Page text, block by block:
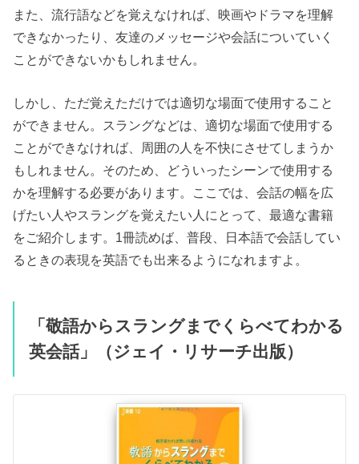
また、流行語などを覚えなければ、映画やドラマを理解
できなかったり、友達のメッセージや会話についていく
ことができないかもしれません。
しかし、ただ覚えただけでは適切な場面で使用すること
ができません。スラングなどは、適切な場面で使用する
ことができなければ、周囲の人を不快にさせてしまうか
もしれません。そのため、どういったシーンで使用する
かを理解する必要があります。ここでは、会話の幅を広
げたい人やスラングを覚えたい人にとって、最適な書籍
をご紹介します。1冊読めば、普段、日本語で会話してい
るときの表現を英語でも出来るようになれますよ。
「敬語からスラングまでくらべてわかる
英会話」（ジェイ・リサーチ出版）